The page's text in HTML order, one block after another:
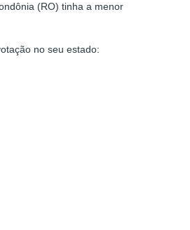
(RO) tinha a menor
no seu estado: